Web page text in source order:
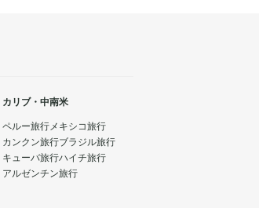
カリブ・中南米
ペルー旅行メキシコ旅行
カンクン旅行ブラジル旅行
キューバ旅行ハイチ旅行
アルゼンチン旅行